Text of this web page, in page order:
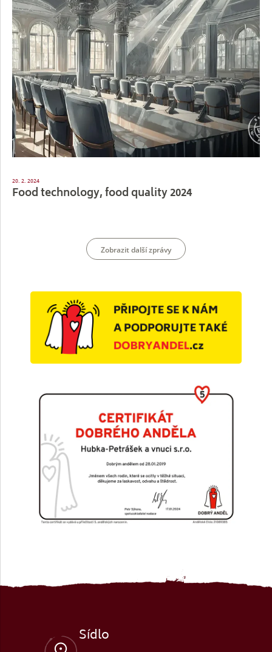
20. 2. 2024
Food technology, food quality 2024
Zobrazit další zprávy
Sídlo